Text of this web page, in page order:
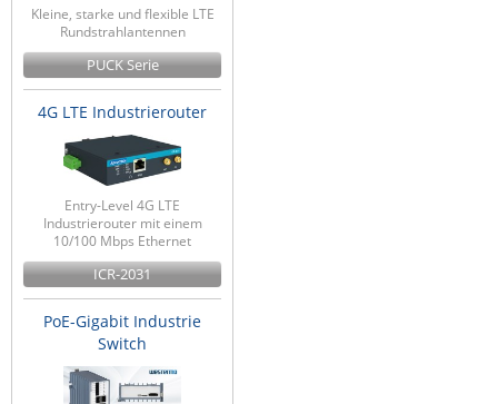
Kleine, starke und flexible LTE
Rundstrahlantennen
PUCK Serie
4G LTE Industrierouter
Entry-Level 4G LTE
Industrierouter mit einem
10/100 Mbps Ethernet
ICR-2031
PoE-Gigabit Industrie
Switch